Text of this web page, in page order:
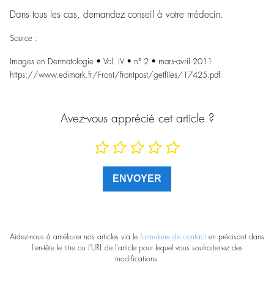
Dans tous les cas, demandez conseil à votre médecin.
Source :
Images en Dermatologie • Vol. IV • n° 2 • mars-avril 2011
https://www.edimark.fr/Front/frontpost/getfiles/17425.pdf
Avez-vous apprécié cet article ?
Aidez-nous à améliorer nos articles via le formulaire de contact en précisant dans
l'en-tête le titre ou l'URL de l'article pour lequel vous souhaiteriez des
modifications.